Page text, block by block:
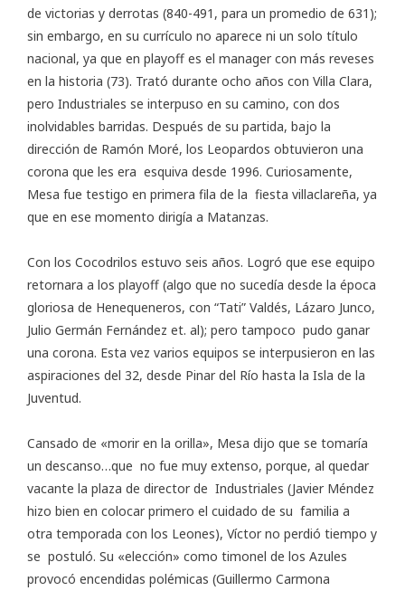
de victorias y derrotas (840-491, para un promedio de 631);
sin embargo, en su currículo no aparece ni un solo título
nacional, ya que en playoff es el manager con más reveses
en la historia (73). Trató durante ocho años con Villa Clara,
pero Industriales se interpuso en su camino, con dos
inolvidables barridas. Después de su partida, bajo la
dirección de Ramón Moré, los Leopardos obtuvieron una
corona que les era esquiva desde 1996. Curiosamente,
Mesa fue testigo en primera fila de la fiesta villaclareña, ya
que en ese momento dirigía a Matanzas.
Con los Cocodrilos estuvo seis años. Logró que ese equipo
retornara a los playoff (algo que no sucedía desde la época
gloriosa de Henequeneros, con “Tati” Valdés, Lázaro Junco,
Julio Germán Fernández et. al); pero tampoco pudo ganar
una corona. Esta vez varios equipos se interpusieron en las
aspiraciones del 32, desde Pinar del Río hasta la Isla de la
Juventud.
Cansado de «morir en la orilla», Mesa dijo que se tomaría
un descanso…que no fue muy extenso, porque, al quedar
vacante la plaza de director de Industriales (Javier Méndez
hizo bien en colocar primero el cuidado de su familia a
otra temporada con los Leones), Víctor no perdió tiempo y
se postuló. Su «elección» como timonel de los Azules
provocó encendidas polémicas (Guillermo Carmona